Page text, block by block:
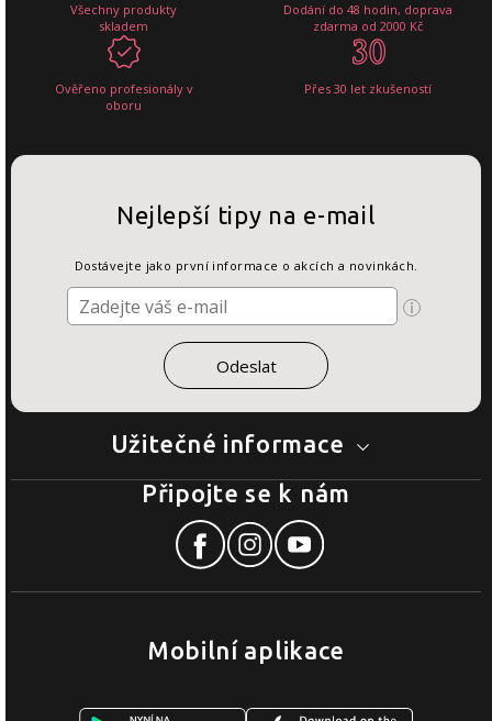
Všechny produkty
skladem
Dodání do 48 hodin, doprava
zdarma od 2000 Kč
Ověřeno profesionály v
oboru
Přes 30 let zkušeností
Užitečné informace
Nejlepší tipy na e-mail
Dostávejte jako první informace o akcích a novinkách.
Mobilní aplikace
Připojte se k nám